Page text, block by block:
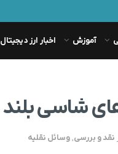
آموزش اخبار ارز دیجیتال
نقد و بررسی,وسائل نقلیه